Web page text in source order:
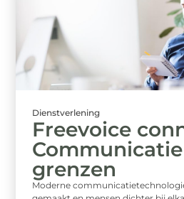
Dienstverlening
Freevoice
grenzen
Moderne